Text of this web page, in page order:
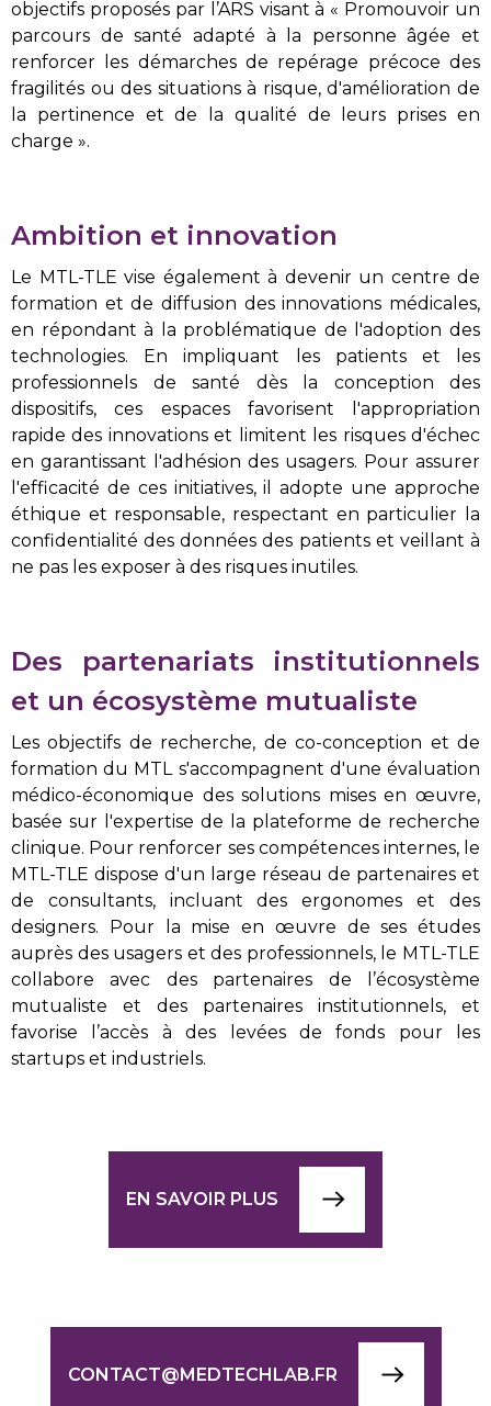
objectifs proposés par l’ARS visant à « Promouvoir un
parcours de santé adapté à la personne âgée et
renforcer les démarches de repérage précoce des
fragilités ou des situations à risque, d'amélioration de
la pertinence et de la qualité de leurs prises en
charge ».
Ambition et innovation
Le MTL-TLE vise également à devenir un centre de
formation et de diffusion des innovations médicales,
en répondant à la problématique de l'adoption des
technologies. En impliquant les patients et les
professionnels de santé dès la conception des
dispositifs, ces espaces favorisent l'appropriation
rapide des innovations et limitent les risques d'échec
en garantissant l'adhésion des usagers. Pour assurer
l'efficacité de ces initiatives, il adopte une approche
éthique et responsable, respectant en particulier la
confidentialité des données des patients et veillant à
ne pas les exposer à des risques inutiles.
Des partenariats institutionnels
et un écosystème mutualiste
Les objectifs de recherche, de co-conception et de
formation du MTL s'accompagnent d'une évaluation
médico-économique des solutions mises en œuvre,
basée sur l'expertise de la plateforme de recherche
clinique. Pour renforcer ses compétences internes, le
MTL-TLE dispose d'un large réseau de partenaires et
de consultants, incluant des ergonomes et des
designers. Pour la mise en œuvre de ses études
auprès des usagers et des professionnels, le MTL-TLE
collabore avec des partenaires de l’écosystème
mutualiste et des partenaires institutionnels, et
favorise l’accès à des levées de fonds pour les
startups et industriels.
EN SAVOIR PLUS
CONTACT@MEDTECHLAB.FR